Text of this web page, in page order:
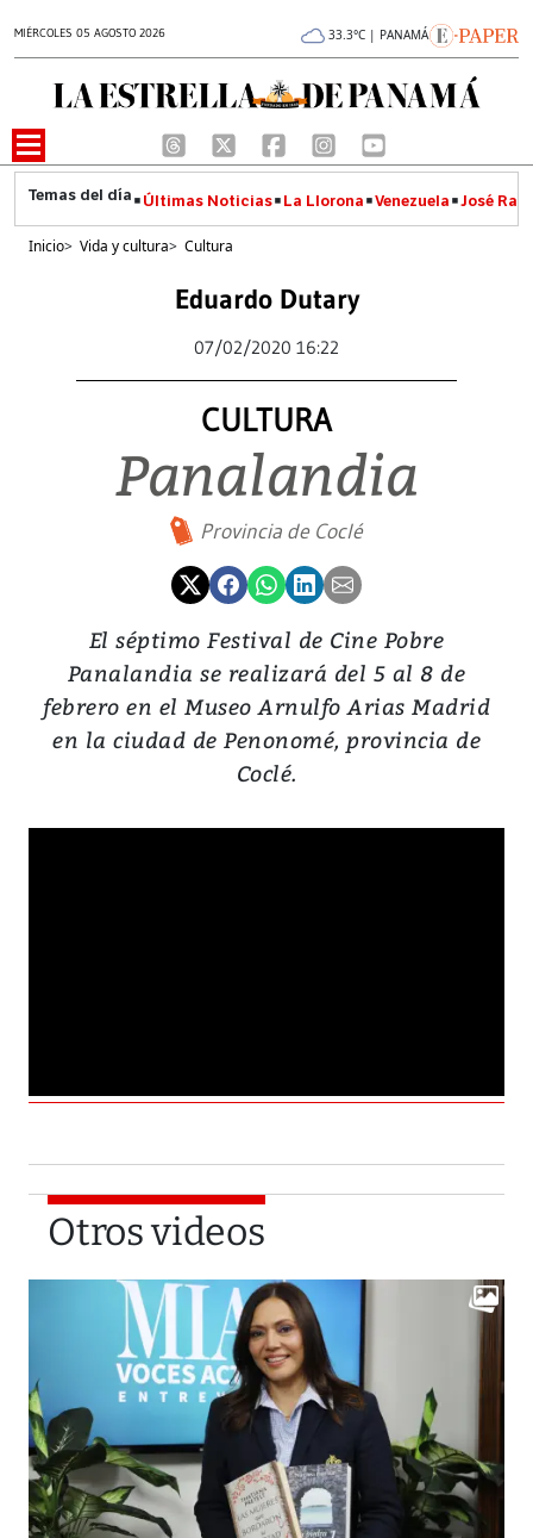
MIÉRCOLES 05 AGOSTO 2026 33.3°C | PANAMÁ
Últimas Noticias La Llorona Venezuela José
Inicio> Vida y cultura> Cultura
Eduardo Dutary
07/02/2020 16:22
CULTURA
Panalandia
Provincia de Coclé
El séptimo Festival de Cine Pobre
Panalandia se realizará del 5 al 8 de
febrero en el Museo Arnulfo Arias Madrid
en la ciudad de Penonomé, provincia de
Coclé.
Otros videos